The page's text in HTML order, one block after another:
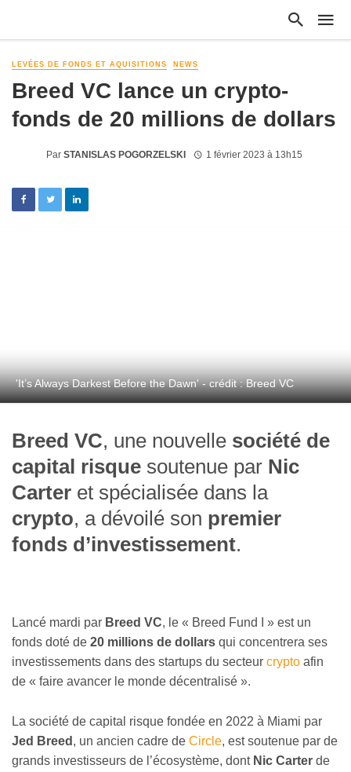
LEVÉES DE FONDS ET AQUISITIONS NEWS
Breed VC lance un crypto-
fonds de 20 millions de dollars
Par STANISLAS POGORZELSKI 1 février 2023 à 13h15
'It’s Always Darkest Before the Dawn' - crédit : Breed VC
Breed VC, une nouvelle société de
capital risque soutenue par Nic
Carter et spécialisée dans la
crypto, a dévoilé son premier
fonds d’investissement.
Lancé mardi par Breed VC, le « Breed Fund I » est un
fonds doté de 20 millions de dollars qui concentrera ses
investissements dans des startups du secteur crypto afin
de « faire avancer le monde décentralisé ».
La société de capital risque fondée en 2022 à Miami par
Jed Breed , un ancien cadre de Circle, est soutenue par de
grands investisseurs de l’écosystème, dont Nic Carter de